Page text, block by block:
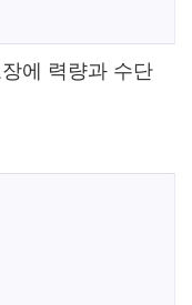
에 력량과 수단